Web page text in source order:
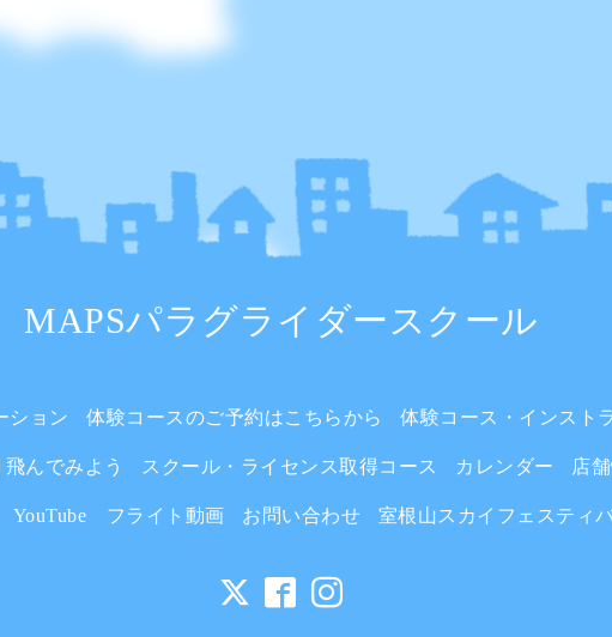
MAPSパラグライダースクール
ション 体験コースのご予約はこちらから 体験コース・インスト
んでみよう スクール・ライセンス取得コース カレンダー 店
YouTube フライト動画 お問い合わせ 室根山スカイフェスティ